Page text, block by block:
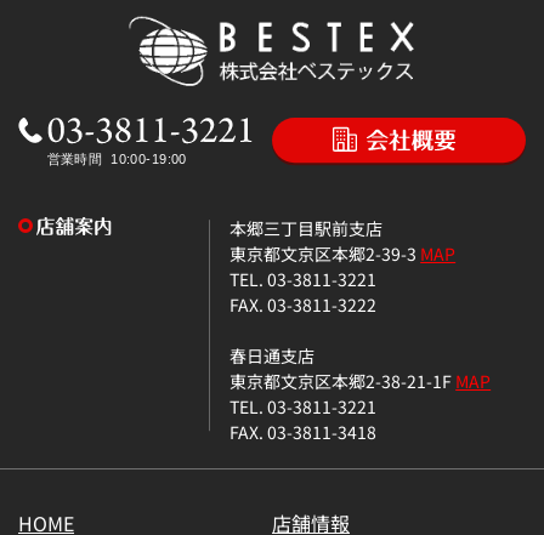
本郷三丁目駅前支店
東京都文京区本郷2-39-3 MAP
TEL. 03-3811-3221
FAX. 03-3811-3222
春日通支店
東京都文京区本郷2-38-21-1FMAP
TEL. 03-3811-3221
FAX. 03-3811-3418
HOME 店舗情報